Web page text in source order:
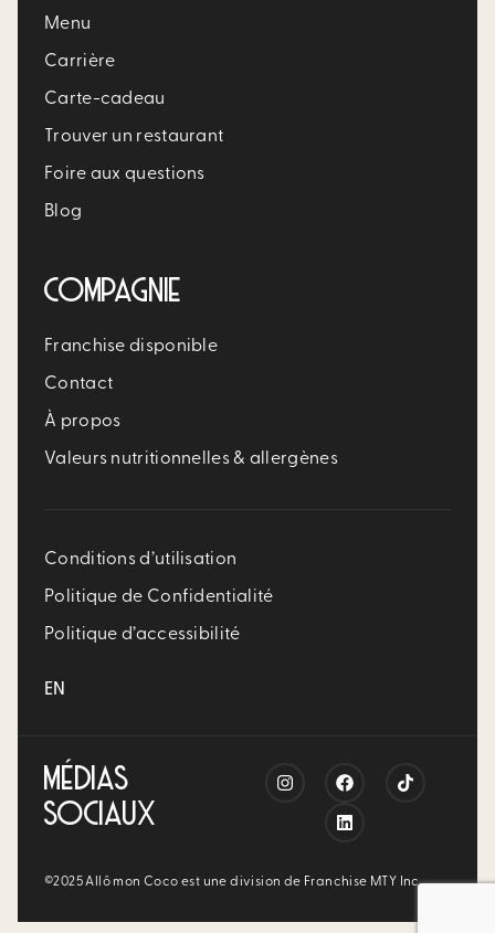
Menu
Carrière​
Carte-cadeau
Trouver un restaurant​
Foire aux questions
Blog
COMPAGNIE
Franchise disponible
Contact
À propos
Valeurs nutritionnelles & allergènes
Conditions d’utilisation
Politique de Confidentialité
Politique d’accessibilité
EN
MÉDIAS
SOCIAUX
©2025 Allô mon Coco est une division de Franchise MTY Inc.